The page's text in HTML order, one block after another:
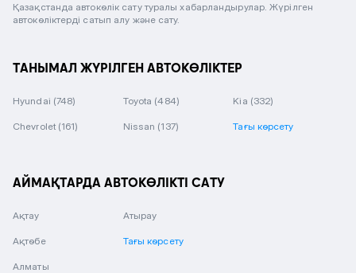
Қазақстанда автокөлік сату туралы хабарландырулар. Жүрілген
автокөліктерді сатып алу және сату.
ТАНЫМАЛ ЖҮРІЛГЕН АВТОКӨЛІКТЕР
Hyundai (748) Toyota (484) Kia (332)
Chevrolet (161) Nissan (137) Тағы көрсету
АЙМАҚТАРДА АВТОКӨЛІКТІ САТУ
Ақтау
Ақтөбе
Алматы
Атырау
Тағы көрсету